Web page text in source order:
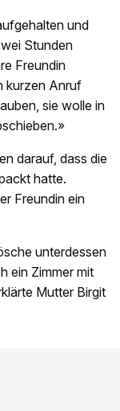
und
Stunden
Freundin
kurzen Anruf
sie wolle in
darauf, dass die
hatte.
Freundin ein
unterdessen
ein Zimmer mit
Mutter Birgit